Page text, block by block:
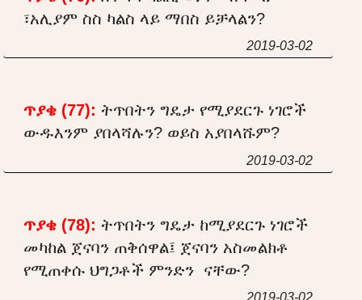
፣አሊያም ስስ ካልስ ላይ ማበስ ይቻላልን?
2019-03-02
ጥያቄ (77): ትጥበትን ግዴታ የሚያደርጉ ነገሮች
ውዱእንም ያበላሻሉን? ወይስ አያበላሹም?
2019-03-02
ጥያቄ (78): ትጥበትን ግዴታ ከሚያደርጉ ነገሮች
መካከል ጀናባን ጠቅሰዋል፤ ጀናባን አስመልክቶ
የሚጠቀሱ ህግጋቶች ምንድን ናቸው?